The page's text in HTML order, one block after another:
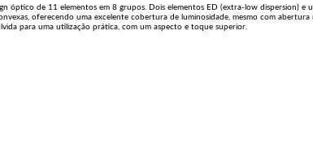
óptico de 11 elementos em 8 grupos. Dois elementos ED (extra-low dispersion)
oferecendo uma excelente cobertura de luminosidade, mesmo com abertura
para uma utilização prática, com um aspecto e toque superior.